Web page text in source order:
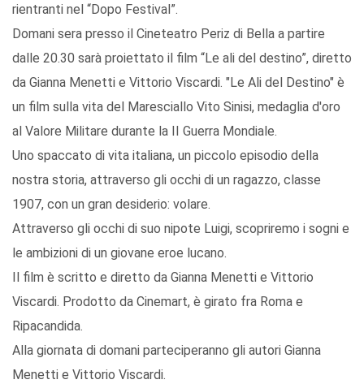
rientranti nel “Dopo Festival”.
Domani sera presso il Cineteatro Periz di Bella a partire
dalle 20.30 sarà proiettato il film “Le ali del destino”, diretto
da Gianna Menetti e Vittorio Viscardi. "Le Ali del Destino" è
un film sulla vita del Maresciallo Vito Sinisi, medaglia d'oro
al Valore Militare durante la II Guerra Mondiale.
Uno spaccato di vita italiana, un piccolo episodio della
nostra storia, attraverso gli occhi di un ragazzo, classe
1907, con un gran desiderio: volare.
Attraverso gli occhi di suo nipote Luigi, scopriremo i sogni e
le ambizioni di un giovane eroe lucano.
Il film è scritto e diretto da Gianna Menetti e Vittorio
Viscardi. Prodotto da Cinemart, è girato fra Roma e
Ripacandida.
Alla giornata di domani parteciperanno gli autori Gianna
Menetti e Vittorio Viscardi.